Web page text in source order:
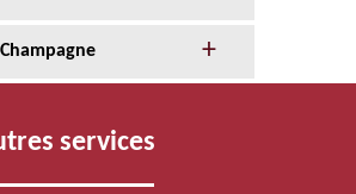
services